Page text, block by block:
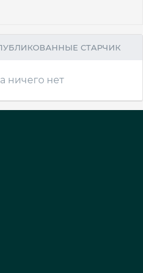
СТАРЧИК
ничего нет